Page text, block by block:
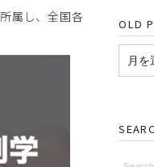
属し、全国各
OLD